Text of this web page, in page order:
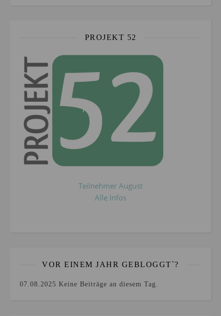
PROJEKT 52
Teilnehmer August
Alle Infos
VOR EINEM JAHR GEBLOGGT`?
07.08.2025 Keine Beiträge an diesem Tag.